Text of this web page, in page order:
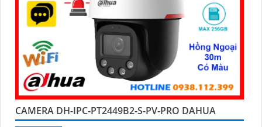
CAMERA DH-IPC-PT2449B2-S-PV-PRO DAHUA